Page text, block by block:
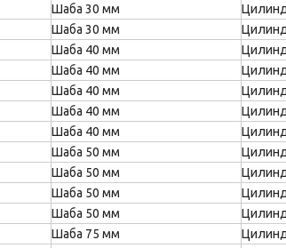
Шаба 30 мм
Шаба 30 мм
Шаба 40 мм
Шаба 40 мм
Шаба 40 мм
Шаба 40 мм
Шаба 40 мм
Шаба 50 мм
Шаба 50 мм
Шаба 50 мм
Шаба 50 мм
Шаба 75 мм